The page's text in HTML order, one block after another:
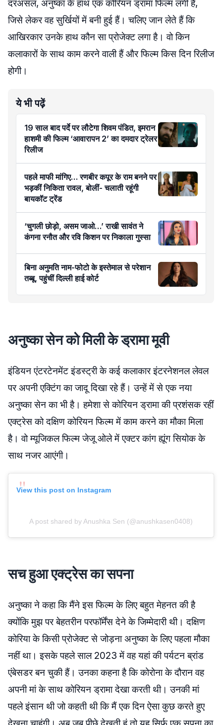
दरअसल, अनुष्का के हाथ एक कोरियन ड्रामा फिल्म लगी है,
जिसे लेकर वह सुर्खियों में बनी हुई हैं। चलिए जान लेते हैं कि
आखिरकार उनके हाथ कौन सा प्रोजेक्ट लगा है। वो किन
कलाकारों के साथ काम करने वाली हैं और फिल्म किस दिन रिलीज
होगी।
ये भी पढ़ें
19 साल बाद पर्दे पर लौटेगा शिवम पंडित, इमरान
हाशमी की फिल्म ‘आवारापन 2’ का दमदार ट्रेलर
रिलीज
पहले माफी मांगिए… रणबीर कपूर के राम बनने पर
भड़कीं निकिता रावल, बोलीं- चलाती रहूंगी
बायकॉट ट्रेंड
‘चुगली छोड़ो, असम जाओ…’ राखी सावंत ने
कंगना रनौत और रवि किशन पर निकाला गुस्सा
बिना अनुमति नाम-फोटो के इस्तेमाल से परेशान
तब्बू, पहुंचीं दिल्ली हाई कोर्ट
अनुष्का सेन को मिली के ड्रामा मूवी
इंडियन एंटरटेनमेंट इंडस्ट्री के कई कलाकार इंटरनेशनल लेवल
पर अपनी एक्टिंग का जादू दिखा रहे हैं। उन्हें में से एक नया
अनुष्का सेन का भी है। हमेशा से कोरियन ड्रामा की प्रशंसक रहीं
एक्ट्रेस को दक्षिण कोरियन फिल्म में काम करने का मौका मिला
है। वो म्यूजिकल फिल्म जेजू ओले में एक्टर कांग ह्यूंग सियोक के
साथ नजर आएंगी।
View this post on Instagram
A post shared by Anushka Sen (@anushkasen0408)
सच हुआ एक्ट्रेस का सपना
अनुष्का ने कहा कि मैंने इस फिल्म के लिए बहुत मेहनत की है
क्योंकि मुझ पर बेहतरीन परफॉर्मेंस देने के जिम्मेदारी थी। दक्षिण
कोरिया के किसी प्रोजेक्ट से जोड़ना अनुष्का के लिए पहला मौका
नहीं था। इसके पहले साल 2023 में वह यहां की पर्यटन ब्रांड
एंबेसडर बन चुकी हैं। उनका कहना है कि कोरोना के दौरान वह
अपनी मां के साथ कोरियन ड्रामा देखा करती थी। उनकी मां
पहले इंसान थी जो कहती थी कि मैं एक दिन ऐसा कुछ करते हुए